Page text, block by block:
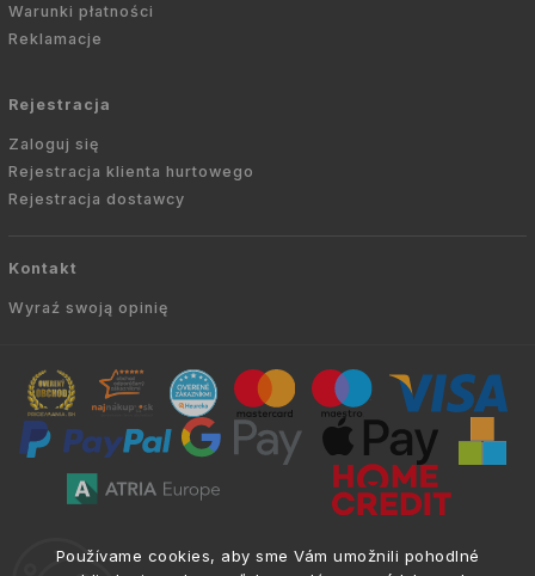
Používame cookies, aby sme Vám umožnili pohodlné
Warunki płatności
Reklamacje
Rejestracja
Zaloguj się
Rejestracja klienta hurtowego
Rejestracja dostawcy
Kontakt
Wyraź swoją opinię